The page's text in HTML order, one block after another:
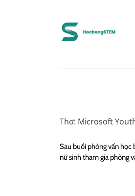
Thơ: Microsoft
Sau buổi phỏng vấn
nữ sinh tham gia phỏng